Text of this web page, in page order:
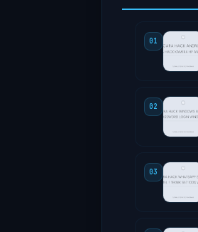
01
02
03